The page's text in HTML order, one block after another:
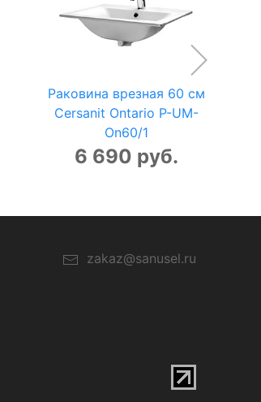
Раковина врезная 60 см
Cersanit Ontario P-UM-
On60/1
6 690 руб.
zakaz@sanusel.ru